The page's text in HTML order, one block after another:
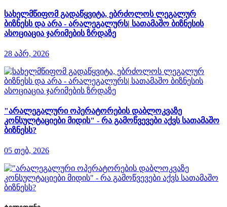
სახელმწიფომ გადაწყვიტა, ებრძოლოს ლეგალურ
ბიზნესს და არა - არალეგალურს| სათამაშო ბიზნესის
ასოციაცია ჯარიმების ზრდაზე
28 აპრ, 2026
"არალეგალური ოპერატორების დაბლოკვაზე
კონსულტაციები მიდის" - რა გამოწვევები აქვს სათამაშო
ბიზნესს?
05 თებ, 2026